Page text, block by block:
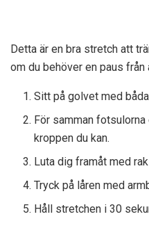
Detta är en bra stretch att
om du behöver en paus
Sitt på golvet med
För samman
kroppen du kan.
Luta dig framåt med
Tryck på låren med
Håll stretchen i 30